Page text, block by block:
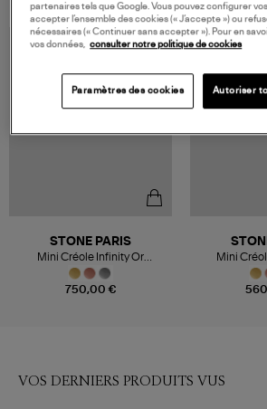
750,00 €
STONE PARIS
Mini Créole Infinity Or
Diamants(vendue à l'unité)
Mini
Diamants
VOS DERNIERS PRODUITS VUS
partenaires tels que Google. Vous pouvez configurer
accepter l’ensemble des cookies (« J’accepte ») ou
nécessaires (« Continuer sans accepter »). Pour en
vos données, consulter notre politique de cookies
Paramètres des cookies Autoriser